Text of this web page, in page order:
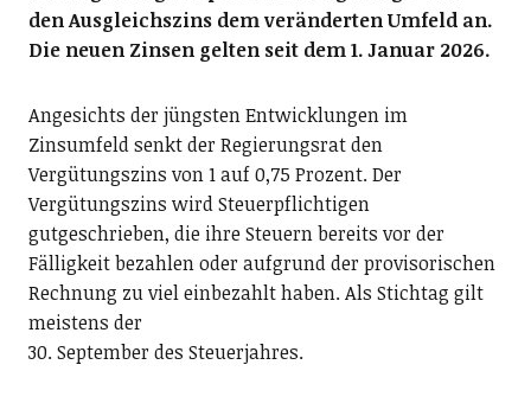
den Ausgleichszins dem veränderten Umfeld an.
Die neuen Zinsen gelten seit dem 1. Januar 2026.
Angesichts der jüngsten Entwicklungen im
Zinsumfeld senkt der Regierungsrat den
Vergütungszins von 1 auf 0,75 Prozent. Der
Vergütungszins wird Steuerpflichtigen
gutgeschrieben, die ihre Steuern bereits vor der
Fälligkeit bezahlen oder aufgrund der provisorischen
Rechnung zu viel einbezahlt haben. Als Stichtag gilt
meistens der
30. September des Steuerjahres.